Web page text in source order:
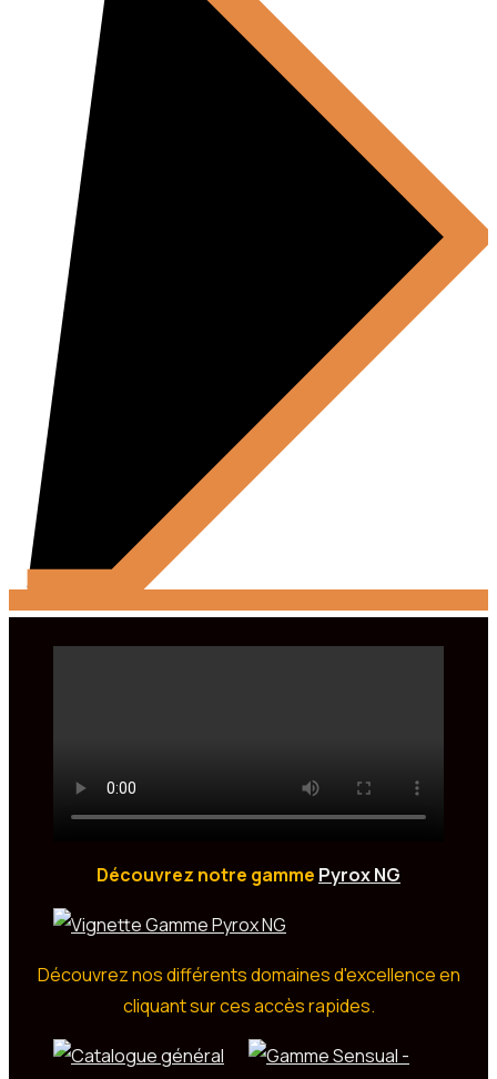
Découvrez notre gamme Pyrox NG
Découvrez nos différents domaines d'excellence en
cliquant sur ces accès rapides.